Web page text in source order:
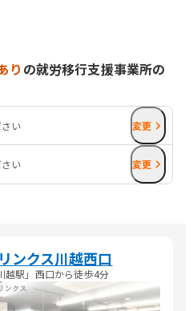
り の就労移行支援事業所の
い 変更
い 変更
ンクス川越西口
越駅」西口から徒歩4分